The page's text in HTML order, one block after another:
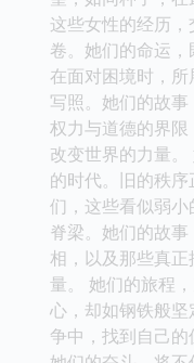
这些女性的经历
卷。她们的命运
在面对困境时，
写照。她们的故事
权力与道德的界
改变世界的力量
的时代。旧的秩
们，这些看似弱
脊梁。她们的故
相，以及那些真
量。 她们的旅程
心，却如钢铁般
争中，找到自己